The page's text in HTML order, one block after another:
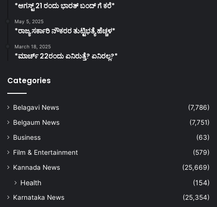
*ಆಗಸ್ಟ್ 21 ರಂದು ಭಾರತ್‌ ಬಂದ್‌ ಗೆ ಕರೆ*
May 5, 2025
*ರಾಜ್ಯ ಸರ್ಕಾರಿ ನೌಕರರ ತುಟ್ಟಿಭತ್ಯೆ ಹೆಚ್ಚಳ*
March 18, 2025
*ಮಾರ್ಚ್ 22ರಂದು ಏನಿರುತ್ತೆ? ಏನಿರಲ್ಲ?*
Categories
Belagavi News
(7,786)
Belgaum News
(7,751)
Business
(63)
Film & Entertainment
(579)
Kannada News
(25,669)
Health (154)
Karnataka News
(25,354)